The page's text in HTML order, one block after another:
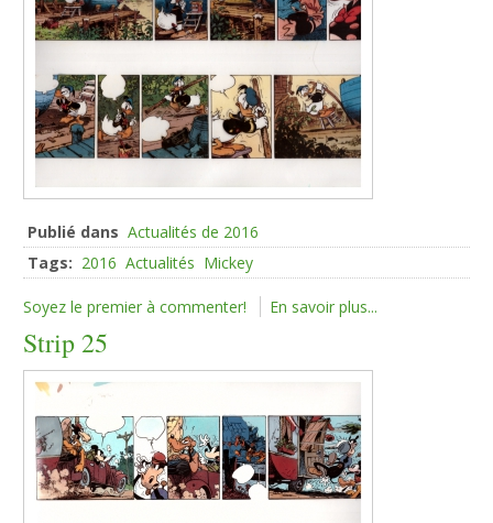
Publié dans Actualités de 2016
Tags: 2016 Actualités Mickey
Soyez le premier à commenter! En savoir plus...
Strip 25